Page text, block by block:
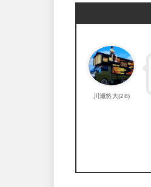
川瀬悠大(28)